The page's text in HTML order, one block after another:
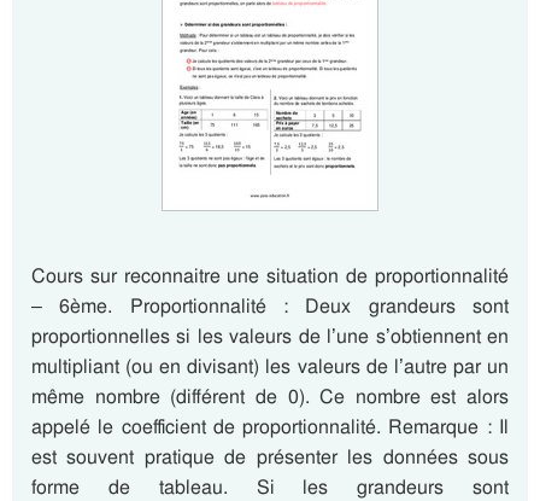
Cours sur reconnaitre une situation de proportionnalité
– 6ème. Proportionnalité : Deux grandeurs sont
proportionnelles si les valeurs de l’une s’obtiennent en
multipliant (ou en divisant) les valeurs de l’autre par un
même nombre (différent de 0). Ce nombre est alors
appelé le coefficient de proportionnalité. Remarque : Il
est souvent pratique de présenter les données sous
forme de tableau. Si les grandeurs sont